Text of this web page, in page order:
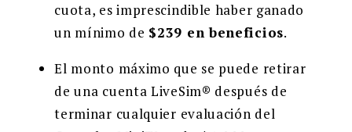
cuota, es imprescindible haber ganado
un mínimo de $239 en beneficios.
El monto máximo que se puede retirar
de una cuenta LiveSim® después de
terminar cualquier evaluación del